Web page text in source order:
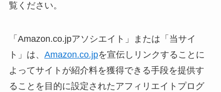
覧ください。
「Amazon.co.jpアソシエイト」または「当サイ
ト」は、 Amazon.co.jpを宣伝しリンクすることに
よってサイトが紹介料を獲得できる手段を提供す
ることを目的に設定されたアフィリエイトプログ